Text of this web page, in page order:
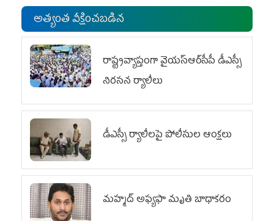
అత్యంత వీక్షించబడిన
రాష్ట్రవ్యాప్తంగా వైయ‌స్ఆర్‌సీపీ డీఎస్సీ
నిరసన ర్యాలీలు
డీఎస్సీ ర్యాలీలపై పోలీసుల ఆంక్షలు
మహ్మద్‌ అఫ్యఫా మృతి బాధాకరం